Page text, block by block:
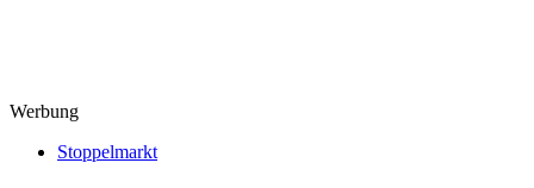
Werbung
Stoppelmarkt